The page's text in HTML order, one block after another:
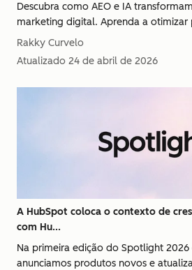
Descubra como AEO e IA
marketing digital. Aprenda a otimizar
Rakky Curvelo
Atualizado 24 de abril de 2026
A HubSpot coloca o contexto de
com Hu...
Na primeira edição do Spotlight 2026
anunciamos produtos novos e